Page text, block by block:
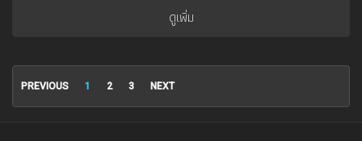
ดูเพิ่ม
PREVIOUS 1 2 3 NEXT